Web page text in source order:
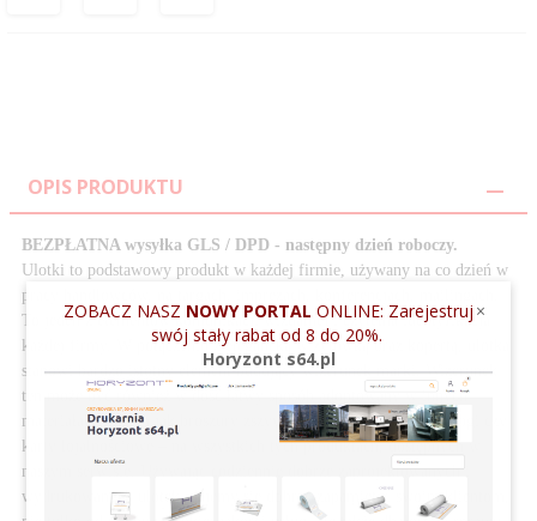
OPIS PRODUKTU
BEZPŁATNA wysyłka GLS / DPD - następny dzień roboczy.
Ulotki to podstawowy produkt w każdej firmie, używany na co dzień w
pracy handlowców, na targach, imprezach, konferencjach, mailingach.
To jeden z elementów komunikacji wizualnej i czytelna identyfikacja
każdej firmy. W połączeniu z elegancką wizytówką oraz kopertą, ulotka
stanowi bardzo istotny element budujący wizerunek marki. Wizerunek
ten może być również w dość łatwy sposób adoptowany w innych
materiałach, takich jak broszury zszywane, notesy, plakaty, katalogi czy
karty lojalnościowe – na wszystkich tych produktach, dostępnych w
naszym serwisie. Używając codziennie dobrze zaprojektowanych i
wydrukowanych ulotek, dajemy się dobrze zapamiętać swoim klientom,
×
ZOBACZ NASZ NOWY PORTAL ONLINE: Zarejestruj
swój stały rabat od 8 do 20%.
Horyzont s64.pl